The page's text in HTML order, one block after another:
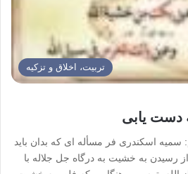
تربیت، اخلاق و تزکیه
دست یابی
سمیه اسکندری فر مسأله ای که بدان باید
رسیدن به خشیت به درگاه جل جلاله با